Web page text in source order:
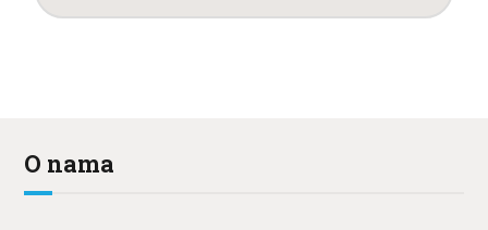
O nama